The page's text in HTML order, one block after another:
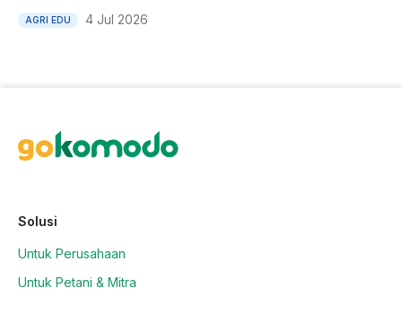
AGRI EDU 4 Jul 2026
Solusi
Untuk Perusahaan
Untuk Petani & Mitra